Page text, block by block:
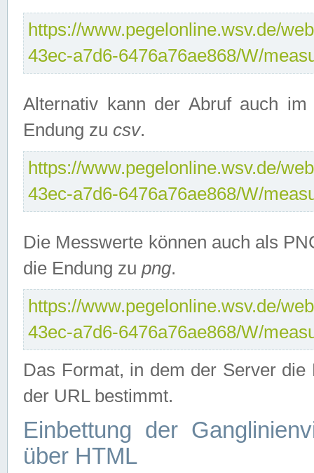
https://www.pegelonline.wsv.de/
43ec-a7d6-6476a76ae868/W/
Alternativ kann der Abruf auch
Endung zu csv.
https://www.pegelonline.wsv.de/
43ec-a7d6-6476a76ae868/W/
Die Messwerte können auch als
die Endung zu png.
https://www.pegelonline.wsv.de/
43ec-a7d6-6476a76ae868/W/
Das Format, in dem der Server
der URL bestimmt.
Einbettung der
über HTML